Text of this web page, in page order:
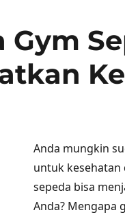
Gym
Anda mungkin
untuk kesehatan
sepeda bisa
Anda? Mengapa